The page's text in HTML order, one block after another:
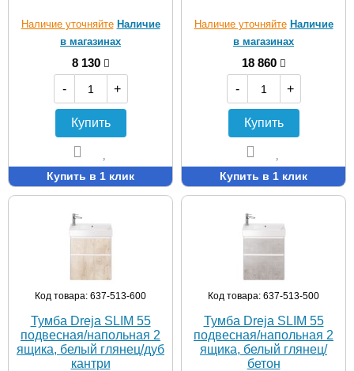
Наличие уточняйте Наличие
в магазинах
8 130
-
+
Купить
Купить в 1 клик
Наличие уточняйте Наличие
в магазинах
18 860
-
+
Купить
Купить в 1 клик
Код товара: 637-513-600
Тумба Dreja SLIM 55
подвесная/напольная 2
ящика, белый глянец/дуб
кантри
Код товара: 637-513-500
Тумба Dreja SLIM 55
подвесная/напольная 2
ящика, белый глянец/
бетон